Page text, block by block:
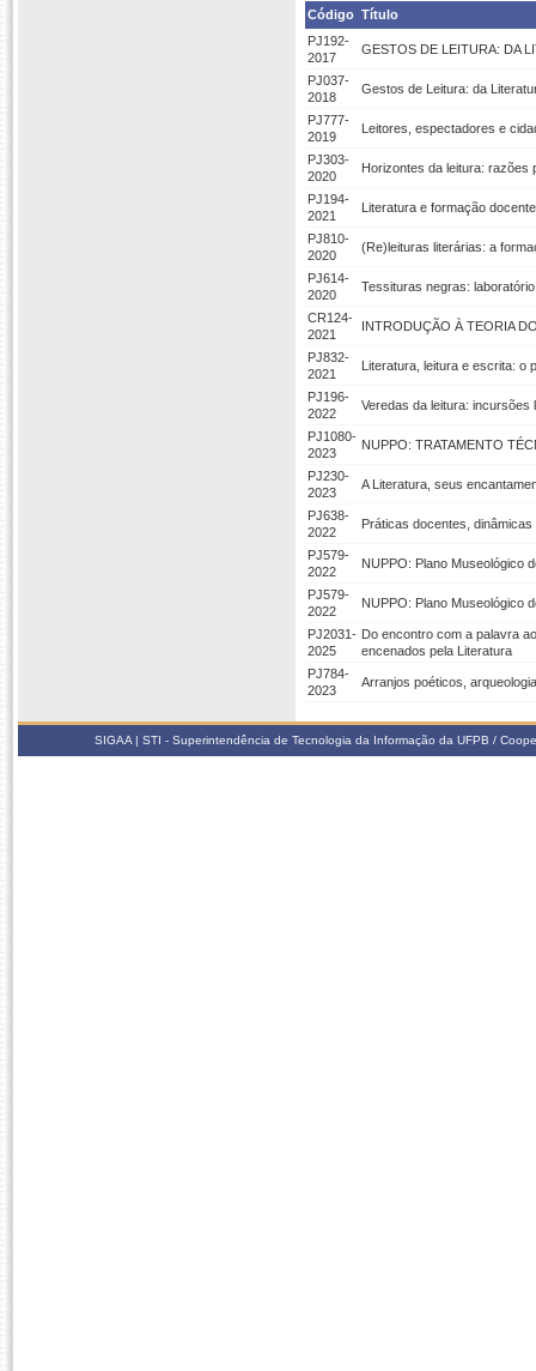
Código Título
PJ192-
2017
GESTOS DE LEITURA: DA
PJ037-
2018
Gestos de Leitura: da
PJ777-
2019
Leitores, espectadores e
PJ303-
2020
Horizontes da leitura: razões
PJ194-
2021
Literatura e formação
PJ810-
2020
(Re)leituras literárias: a
PJ614-
2020
Tessituras negras:
CR124-
2021
INTRODUÇÃO À TEORIA
PJ832-
2021
Literatura, leitura e escrita: o
PJ196-
2022
Veredas da leitura:
PJ1080-
2023
NUPPO: TRATAMENTO
PJ230-
2023
A Literatura, seus
PJ638-
2022
Práticas docentes,
PJ579-
2022
NUPPO: Plano Museológico
PJ579-
2022
NUPPO: Plano Museológico
PJ2031-
2025
Do encontro com a palavra
encenados pela Literatura
PJ784-
2023
Arranjos poéticos,
SIGAA | STI - Superintendência de Tecnologia da Informação da UFPB /